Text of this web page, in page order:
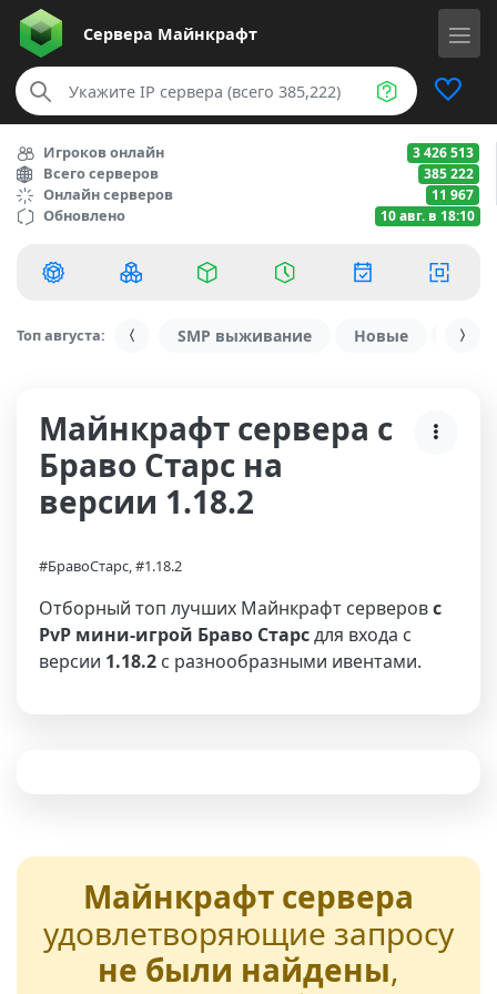
Сервера Майнкрафт
Игроков онлайн 3 426 513
Всего серверов 385 222
Онлайн серверов 11 967
Обновлено 10 авг. в 18:10
Топ августа: SMP выживание Новые С
Майнкрафт сервера с
Браво Старс на
версии 1.18.2
#БравоСтарс, #1.18.2
Отборный топ лучших Майнкрафт серверовс
PvP мини-игрой Браво Старсдля входа с
версии 1.18.2 с разнообразными ивентами.
Майнкрафт сервера
удовлетворяющие запросу
не были найдены,